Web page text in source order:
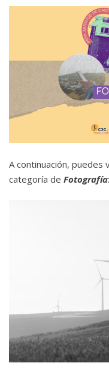
A continuación,
categoría de Fotografía: